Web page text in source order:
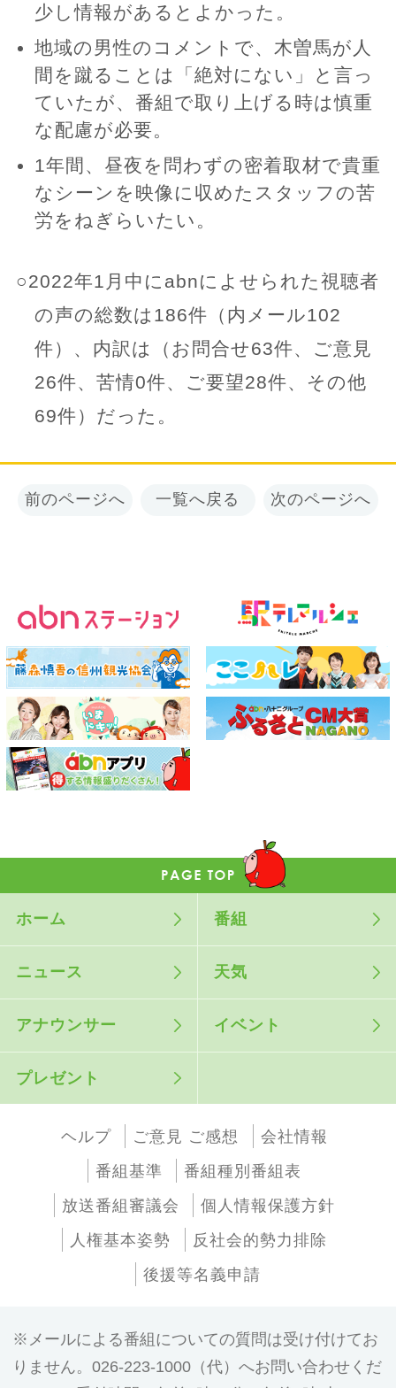
少し情報があるとよかった。
地域の男性のコメントで、木曽馬が人
間を蹴ることは「絶対にない」と言っ
ていたが、番組で取り上げる時は慎重
な配慮が必要。
1年間、昼夜を問わずの密着取材で貴重
なシーンを映像に収めたスタッフの苦
労をねぎらいたい。
○2022年1月中にabnによせられた視聴者
の声の総数は186件（内メール102
件）、内訳は（お問合せ63件、ご意見
26件、苦情0件、ご要望28件、その他
69件）だった。
前のページへ 一覧へ戻る 次のページへ
ホーム 番組
ニュース 天気
アナウンサー イベント
プレゼント
ヘルプ ご意見 ご感想
会社情報
番組基準
番組種別番組表
放送番組審議会
個人情報保護方針
人権基本姿勢
反社会的勢力排除
後援等名義申請
メールによる番組についての質問は受け付けてお
りません。026-223-1000（代）へお問い合わせくだ